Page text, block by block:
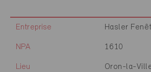
Entreprise Hasler
NPA 1610
Lieu Oron-la-